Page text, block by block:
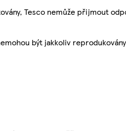
Tesco nemůže přijmout
být jakkoliv